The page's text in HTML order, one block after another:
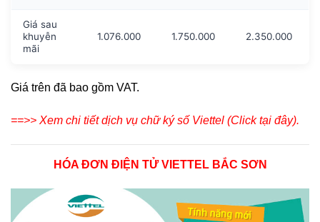
Giá sau
khuyễn
mãi
1.076.000 1.750.000 2.350.000
Giá trên đã bao gồm VAT.
==>> Xem chi tiết dịch vụ chữ ký số Viettel (Click tại đây).
HÓA ĐƠN ĐIỆN TỬ VIETTEL BẮC SƠN